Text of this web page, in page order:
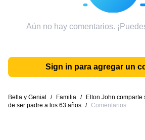
Aún no hay comentarios.
Sign in para agregar un
Bella y Genial / Familia /
Elton John
de ser padre a los 63 años / Comentarios